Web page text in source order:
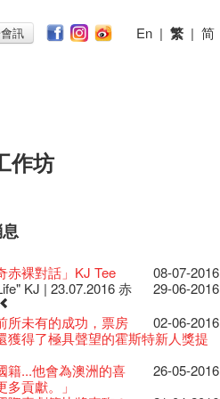
訊 En | 繁 | 简
作坊
30-12-2024
2025》記者招待會
28-12-2023
開新篇章
04-07-2023
樂系列: Opera
| 藝穗會 x 香港大歌劇院
20-09-2022
Cafe is now OPEN!
Pop-Up Collaboration
09-06-2022
13-01-2022
週年展覽 — 回憶及
徵集
06-08-2020
03-08-2020
刻版 1983 LOGO
22-07-2020
生蜂蜜 — 買第二件半
30-06-2020
【京都直送宇治茶
限 🍵 冰庫有售及可網上落單】
29-06-2020
【京都直送宇治茶
28-01-2020
至二月二日
24-01-2020
人・鼠年共勉
，新年快樂！
30-11-2019
材套
17-09-2019
13-08-2019
的拆除
31-07-2019
02-07-2019
走了
15-04-2019
II 大派對：塵世樂園
11-04-2019
樓復修工程完成慶祝
09-04-2019
II 大派對：塵世樂園
01-04-2019
II 大派對：塵世樂園
25-03-2019
香港法國文化協會
11-03-2019
of Paradise 爵士大派
會 – 盲鳥優惠！
18-12-2018
灣陶藝名家展 ︰ 李賢
‧賴孝哲 展覽
24-08-2018
Party @ The Fringe
21-08-2018
大派對@藝穗會
Party - Blind Bird
time or Part time
20-03-2018
: 藝穗會的故事
19-03-2018
: 藝穗會的故事
photo shoot with
27-02-2018
Club Gallery is now
in the Art Basel period of March 29
的藝穗會，大家快來
26-10-2017
· 藝穗會 · 有啲野
19-10-2017
RECRUITING!
for Hire
22-09-2017
21-09-2017
01-09-2017
】
如實觀照自己，嚴謹
拘泥於形式或盲從權威。」
架生房碰上藝穗會】
23-07-2017
*MICFR tonight at
John Fung
02-06-2017
是一個諧星、演
家以及即興演出者。她通過那些極
和特色的喜劇演出營造出了一個溫
的美好世界，你會不由自主地愛上
她！
24-01-2017
人敬賀各位：丁酉年
！🍊
28-12-2016
藝穗會之快達票售票
年1月14日(六)後結束營運
16-12-2016
的聖誕禮"密"】#2 前
組合 - 更精彩的藝術
！
的聖誕禮"密"】#1 甚
16-11-2016
的20個秘密】#16 排
特技
11-11-2016
的20個秘密】#15 靠
照明的表演
10-11-2016
的20個秘密】#14 第
04-11-2016
的20個秘密】 #13 也
03-11-2016
的20個秘密】#12 紮
19-10-2016
的20個秘密】#08 為
會的藝術酒吧名為Colette’s?
嘅Fringe Tour反應非
！多謝大家支持！
15-10-2016
的20個秘密】 #07 舊
時期的苦差
12-10-2016
的20個秘密】#06 登
上星期四嘅有獎問答遊戲答案揭曉
26-09-2016
穗會導賞員工作坊完
20個秘密：第二個秘
。。。。
21-09-2016
20個秘密！？第一個
。。。。。。
15-09-2016
賽馬會文化保育領袖
場導賞員工作坊順利進行🌟藝穗會
08-07-2016
赤裸對話」KJ Tee
29-06-2016
KJ | 23.07.2016 赤
02-06-2016
所未有的成功，票房
獲得了極具聲望的霍斯特新人獎提
26-05-2016
籍...他會為澳洲的喜
多貢獻。」